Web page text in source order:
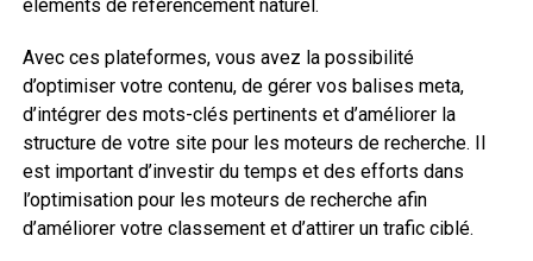
éléments de référencement naturel.
Avec ces plateformes, vous avez la possibilité
d’optimiser votre contenu, de gérer vos balises meta,
d’intégrer des mots-clés pertinents et d’améliorer la
structure de votre site pour les moteurs de recherche. Il
est important d’investir du temps et des efforts dans
l’optimisation pour les moteurs de recherche afin
d’améliorer votre classement et d’attirer un trafic ciblé.